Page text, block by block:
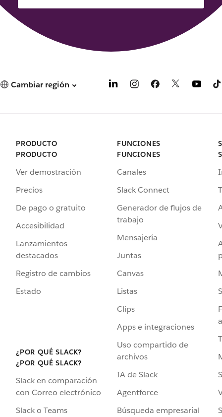
Cambiar región
PRODUCTO
PRODUCTO
Ver demostración
Precios
De pago o gratuito
Accesibilidad
Lanzamientos
destacados
Registro de cambios
Estado
¿POR QUÉ SLACK?
¿POR QUÉ SLACK?
Slack en comparación
con Correo electrónico
Slack o Teams
FUNCIONES
FUNCIONES
Canales
Slack Connect
Generador de flujos de
trabajo
Mensajería
Juntas
Canvas
Listas
Clips
Apps e integraciones
Uso compartido de
archivos
IA de Slack
Agentforce
Búsqueda empresarial